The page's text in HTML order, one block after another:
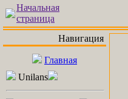
Начальная
страница
Навигация
Главная
Unilans